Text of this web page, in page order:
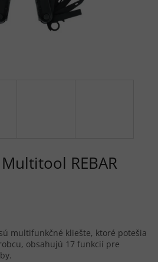
Multitool REBAR
multifunkčné kliešte, ktoré potešia
obsahujú 17 funkcií pre